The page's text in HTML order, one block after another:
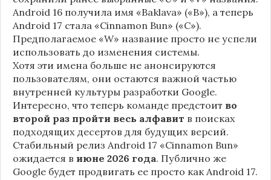
Android 16 получила имя «Baklava» («B»), а теперь
Android 17 стала «Cinnamon Bun» («C»).
Предполагаемое «W» название просто не успели
использовать до изменения системы.
Хотя эти имена больше не анонсируются
пользователям, они остаются важной частью
внутренней культуры разработки Google.
Интересно, что теперь команде предстоит во
второй раз пройти весь алфавит в поисках
подходящих десертов для будущих версий.
Стабильный релиз Android 17 «Cinnamon Bun»
ожидается в июне 2026 года. Публично же
Google будет продвигать ее просто как Android 17.